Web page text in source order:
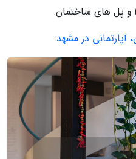
و پل های ساختمان.
در مشهد